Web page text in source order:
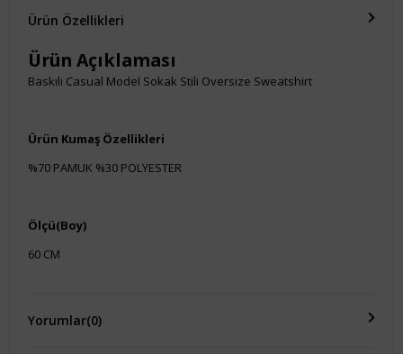
Ürün Özellikleri
Ürün Açıklaması
Baskılı Casual Model Sokak Stili Oversize Sweatshirt
Ürün Kumaş Özellikleri
%70 PAMUK %30 POLYESTER
Ölçü(Boy)
60 CM
Yorumlar(0)